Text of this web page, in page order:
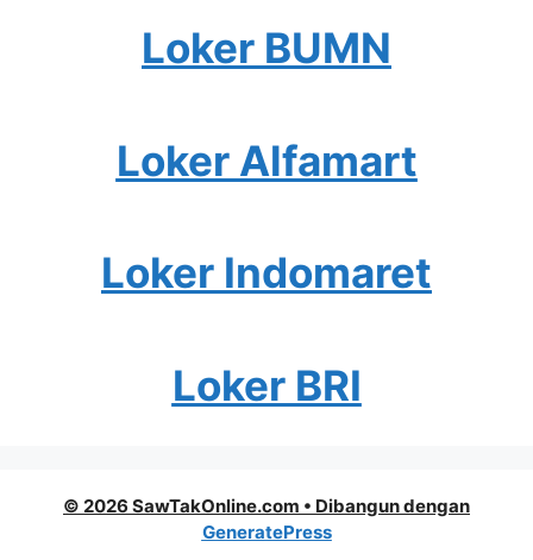
Loker BUMN
Loker Alfamart
Loker Indomaret
Loker BRI
© 2026 SawTakOnline.com • Dibangun dengan
GeneratePress